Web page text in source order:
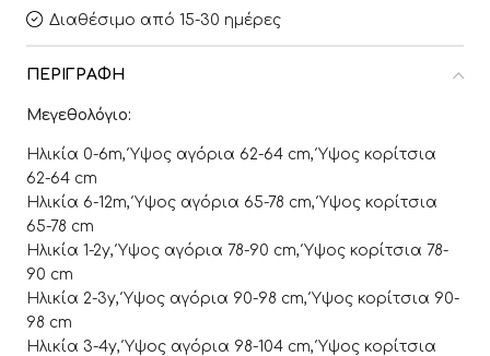
Διαθέσιμο από 15-30 ημέρες
ΠΕΡΙΓΡΑΦΉ
Μεγεθολόγιο:
Ηλικία 0-6m, Ύψος αγόρια 62-64 cm, Ύψος κορίτσια
62-64 cm
Ηλικία 6-12m, Ύψος αγόρια 65-78 cm, Ύψος κορίτσια
65-78 cm
Ηλικία 1-2y, Ύψος αγόρια 78-90 cm, Ύψος κορίτσια 78-
90 cm
Ηλικία 2-3y, Ύψος αγόρια 90-98 cm, Ύψος κορίτσια 90-
98 cm
Ηλικία 3-4y, Ύψος αγόρια 98-104 cm, Ύψος κορίτσια